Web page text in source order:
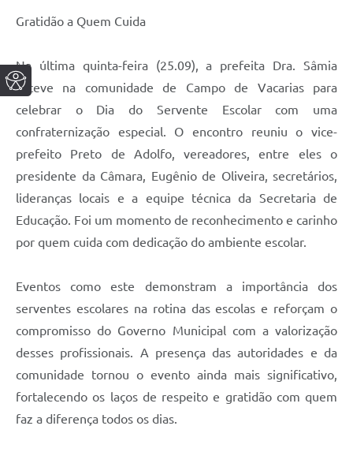
Gratidão a Quem Cuida
Na última quinta-feira (25.09), a prefeita Dra. Sâmia
esteve na comunidade de Campo de Vacarias para
celebrar o Dia do Servente Escolar com uma
confraternização especial. O encontro reuniu o vice-
prefeito Preto de Adolfo, vereadores, entre eles o
presidente da Câmara, Eugênio de Oliveira, secretários,
lideranças locais e a equipe técnica da Secretaria de
Educação. Foi um momento de reconhecimento e carinho
por quem cuida com dedicação do ambiente escolar.
Eventos como este demonstram a importância dos
serventes escolares na rotina das escolas e reforçam o
compromisso do Governo Municipal com a valorização
desses profissionais. A presença das autoridades e da
comunidade tornou o evento ainda mais significativo,
fortalecendo os laços de respeito e gratidão com quem
faz a diferença todos os dias.